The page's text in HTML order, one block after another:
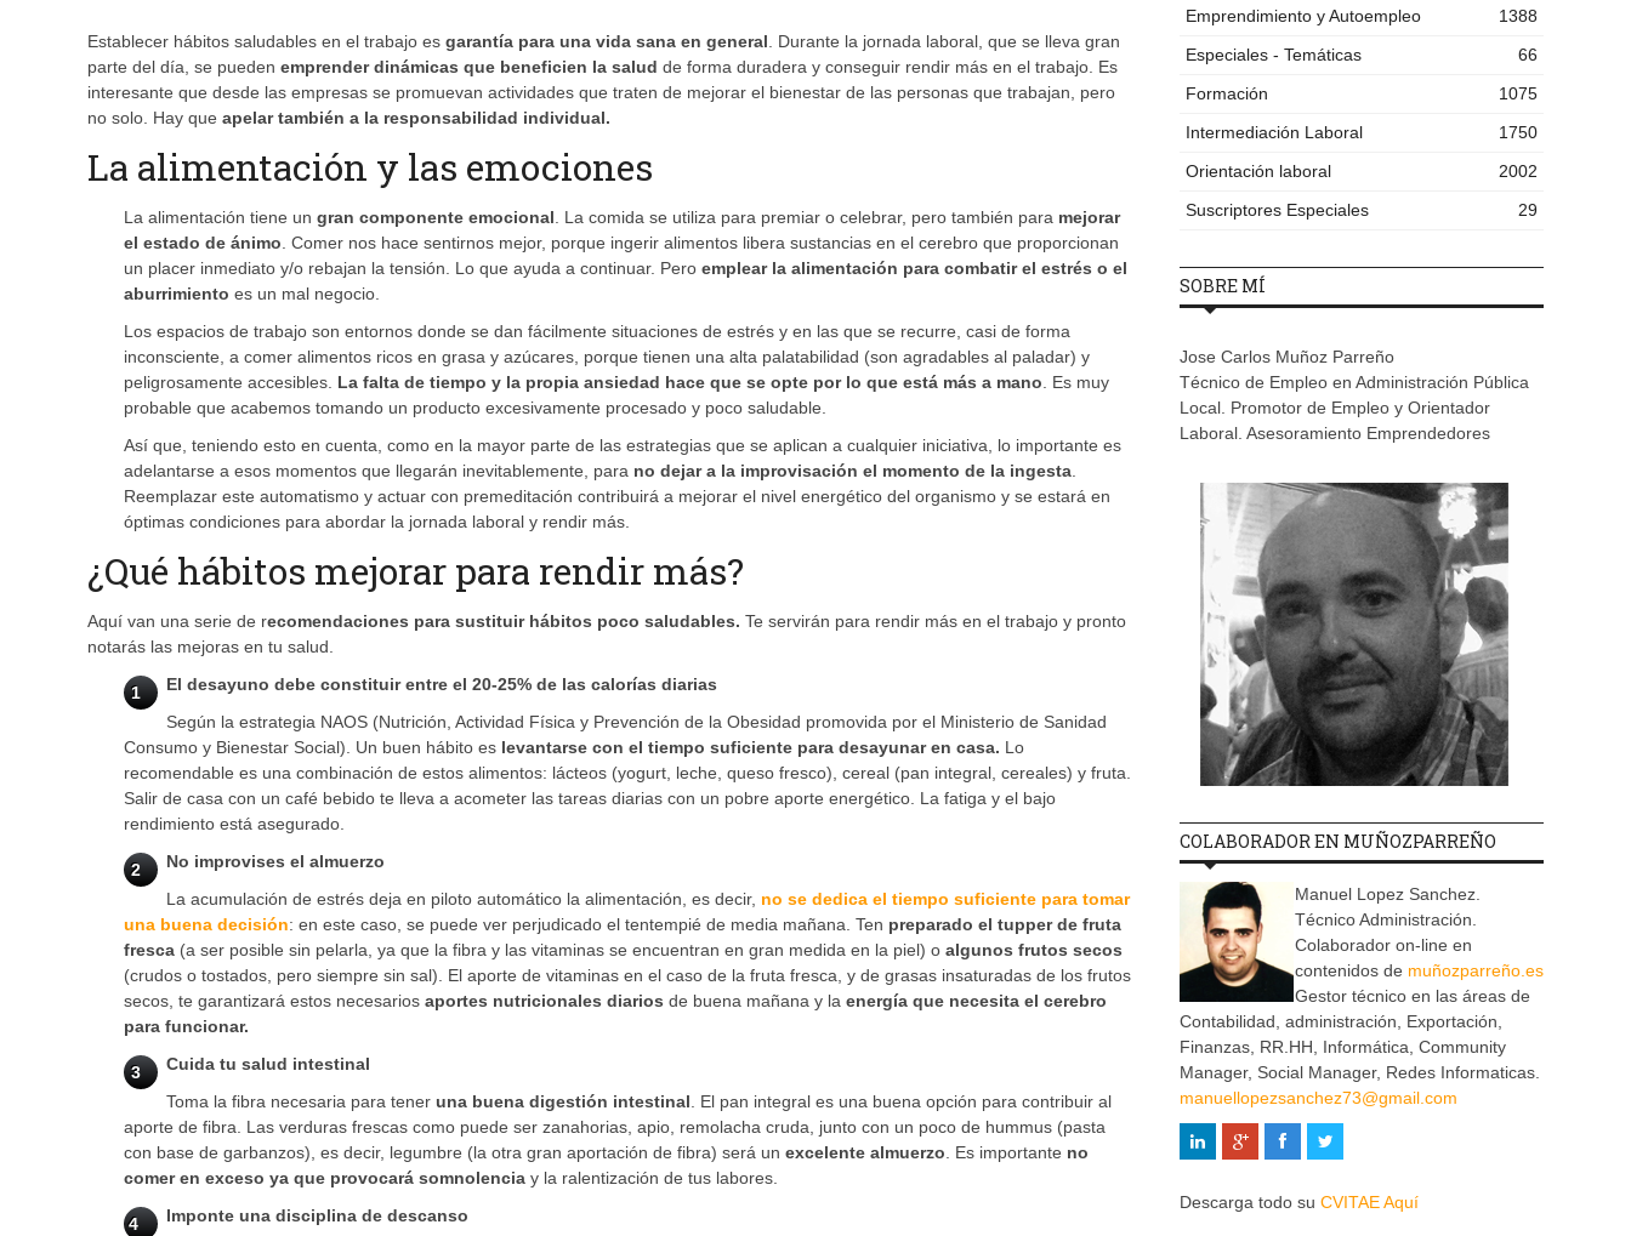
Establecer hábitos saludables en el trabajo es garantía para una vida sana en general. Durante la jornada laboral, que se lleva gran
parte del día, se pueden emprender dinámicas que beneficien la salud de forma duradera y conseguir rendir más en el trabajo. Es
interesante que desde las empresas se promuevan actividades que traten de mejorar el bienestar de las personas que trabajan, pero
no solo. Hay que apelar también a la responsabilidad individual.
La alimentación y las emociones
La alimentación tiene un gran componente emocional. La comida se utiliza para premiar o celebrar, pero también para mejorar
el estado de ánimo. Comer nos hace sentirnos mejor, porque ingerir alimentos libera sustancias en el cerebro que proporcionan
un placer inmediato y/o rebajan la tensión. Lo que ayuda a continuar. Pero emplear la alimentación para combatir el estrés o el
aburrimiento es un mal negocio.
Los espacios de trabajo son entornos donde se dan fácilmente situaciones de estrés y en las que se recurre, casi de forma
inconsciente, a comer alimentos ricos en grasa y azúcares, porque tienen una alta palatabilidad (son agradables al paladar) y
peligrosamente accesibles. La falta de tiempo y la propia ansiedad hace que se opte por lo que está más a mano. Es muy
probable que acabemos tomando un producto excesivamente procesado y poco saludable.
Así que, teniendo esto en cuenta, como en la mayor parte de las estrategias que se aplican a cualquier iniciativa, lo importante es
adelantarse a esos momentos que llegarán inevitablemente, para no dejar a la improvisación el momento de la ingesta.
Reemplazar este automatismo y actuar con premeditación contribuirá a mejorar el nivel energético del organismo y se estará en
óptimas condiciones para abordar la jornada laboral y rendir más.
¿Qué hábitos mejorar para rendir más?
Aquí van una serie de recomendaciones para sustituir hábitos poco saludables. Te servirán para rendir más en el trabajo y pronto
notarás las mejoras en tu salud.
1
El desayuno debe constituir entre el 20-25% de las calorías diarias
Según la estrategia NAOS (Nutrición, Actividad Física y Prevención de la Obesidad promovida por el Ministerio de Sanidad
Consumo y Bienestar Social). Un buen hábito es levantarse con el tiempo suficiente para desayunar en casa. Lo
recomendable es una combinación de estos alimentos: lácteos (yogurt, leche, queso fresco), cereal (pan integral, cereales) y fruta.
Salir de casa con un café bebido te lleva a acometer las tareas diarias con un pobre aporte energético. La fatiga y el bajo
rendimiento está asegurado.
2
No improvises el almuerzo
La acumulación de estrés deja en piloto automático la alimentación, es decir, no se dedica el tiempo suficiente para tomar
una buena decisión: en este caso, se puede ver perjudicado el tentempié de media mañana. Ten preparado el tupper de fruta
fresca (a ser posible sin pelarla, ya que la fibra y las vitaminas se encuentran en gran medida en la piel) o algunos frutos secos
(crudos o tostados, pero siempre sin sal). El aporte de vitaminas en el caso de la fruta fresca, y de grasas insaturadas de los frutos
secos, te garantizará estos necesarios aportes nutricionales diarios de buena mañana y la energía que necesita el cerebro
para funcionar.
3
Cuida tu salud intestinal
Toma la fibra necesaria para tener una buena digestión intestinal. El pan integral es una buena opción para contribuir al
aporte de fibra. Las verduras frescas como puede ser zanahorias, apio, remolacha cruda, junto con un poco de hummus (pasta
con base de garbanzos), es decir, legumbre (la otra gran aportación de fibra) será un excelente almuerzo. Es importante no
comer en exceso ya que provocará somnolencia y la ralentización de tus labores.
4
Imponte una disciplina de descanso
Emprendimiento y Autoempleo
1388
Especiales - Temáticas
66
Formación
1075
Intermediación Laboral
1750
Orientación laboral
2002
Suscriptores Especiales
29
SOBRE MÍ
Jose Carlos Muñoz Parreño
Técnico de Empleo en Administración Pública
Local. Promotor de Empleo y Orientador
Laboral. Asesoramiento Emprendedores
COLABORADOR EN MUÑOZPARREÑO
Manuel Lopez Sanchez.
Técnico Administración.
Colaborador on-line en
contenidos de muñozparreño.es
Gestor técnico en las áreas de
Contabilidad, administración, Exportación,
Finanzas, RR.HH, Informática, Community
Manager, Social Manager, Redes Informaticas.
manuellopezsanchez73@gmail.com
Descarga todo su CVITAE Aquí